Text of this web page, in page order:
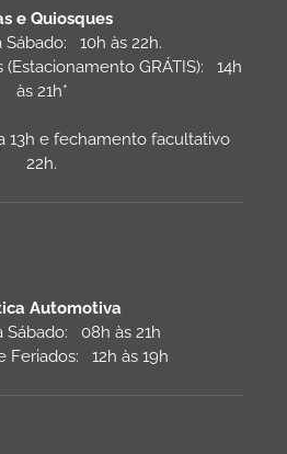
e Quiosques
Sábado: 10h às 22h.
GRÁTIS): 14h
às 21h*
13h e fechamento facultativo
22h.
Automotiva
Sábado: 08h às 21h
Feriados: 12h às 19h